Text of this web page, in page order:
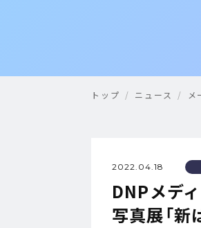
トップ ニュース メ
2022.04.18
DNPメデ
写真展「新